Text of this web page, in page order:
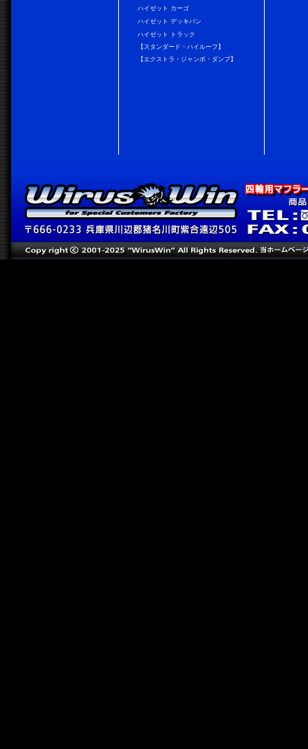
ハイゼット カーゴ
ハイゼット デッキバン
ハイゼット トラック
【スタンダード・ハイルーフ】
【エクストラ・ジャンボ・ダンプ】